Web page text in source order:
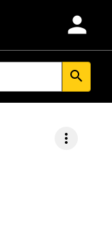
person
search
more_vert